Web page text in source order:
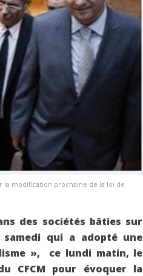
la modification prochaine de la loi de
des sociétés bâties sur
samedi qui a adopté une
», ce lundi matin, le
CFCM pour évoquer la